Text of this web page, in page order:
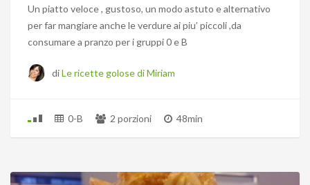
Un piatto veloce , gustoso, un modo astuto e alternativo
per far mangiare anche le verdure ai piu’ piccoli ,da
consumare a pranzo per i gruppi 0 e B
diLe ricette golose di Miriam
0-B 2 porzioni 48min